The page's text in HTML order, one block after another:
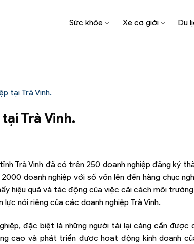
Sức khỏe Xe cơ giới Du
tại Trà Vinh.
Trà Vinh.
Trà Vinh đã có trên 250 doanh nghiệp đăng ký
doanh nghiệp với số vốn lên đến hàng chục
hiệu quả và tác động của việc cải cách môi trường
nói riêng của các doanh nghiệp Trà Vinh.
đặc biệt là những người tài lại càng cần được
cao và phát triển được hoạt động kinh doanh